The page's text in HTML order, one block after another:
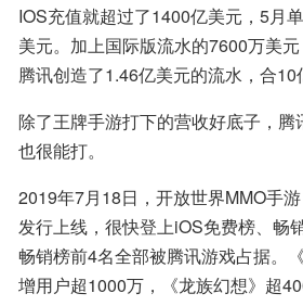
IOS充值就超过了1400亿美元，5月
美元。加上国际版流水的7600万美
腾讯创造了1.46亿美元的流水，合10
除了王牌手游打下的营收好底子，
也很能打。
2019年7月18日，开放世界MMO手
发行上线，很快登上iOS免费榜、畅
畅销榜前4名全部被腾讯游戏占据。
增用户超1000万，《龙族幻想》超